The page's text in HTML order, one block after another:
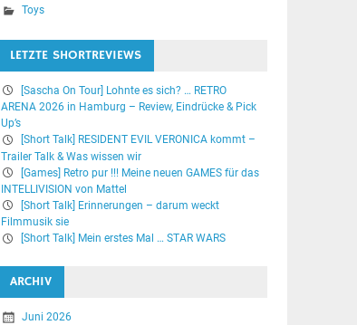
Toys
LETZTE SHORTREVIEWS
[Sascha On Tour] Lohnte es sich? … RETRO
ARENA 2026 in Hamburg – Review, Eindrücke & Pick
Up’s
[Short Talk] RESIDENT EVIL VERONICA kommt –
Trailer Talk & Was wissen wir
[Games] Retro pur !!! Meine neuen GAMES für das
INTELLIVISION von Mattel
[Short Talk] Erinnerungen – darum weckt
Filmmusik sie
[Short Talk] Mein erstes Mal … STAR WARS
ARCHIV
Juni 2026